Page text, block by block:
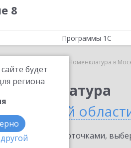
8
будет
региона
Программы 1С
1С:Номенклатура в
карточками,